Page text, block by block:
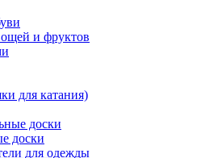
и фруктов
для катания)
доски
доски
для одежды